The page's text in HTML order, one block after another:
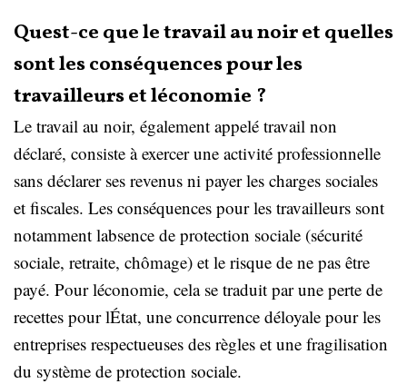
Quest-ce que le travail au noir et quelles
sont les conséquences pour les
travailleurs et léconomie ?
Le travail au noir, également appelé travail non
déclaré, consiste à exercer une activité professionnelle
sans déclarer ses revenus ni payer les charges sociales
et fiscales. Les conséquences pour les travailleurs sont
notamment labsence de protection sociale (sécurité
sociale, retraite, chômage) et le risque de ne pas être
payé. Pour léconomie, cela se traduit par une perte de
recettes pour lÉtat, une concurrence déloyale pour les
entreprises respectueuses des règles et une fragilisation
du système de protection sociale.